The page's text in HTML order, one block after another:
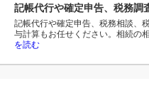
記帳代行や確定申告、税務調
記帳代行や確定申告、税務相談、
与計算もお任せください。相続の
を読む